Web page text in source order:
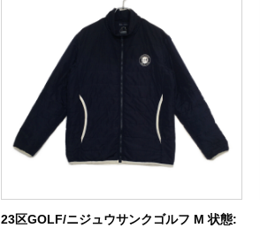
23区GOLF/ニジュウサンクゴルフ M 状態: